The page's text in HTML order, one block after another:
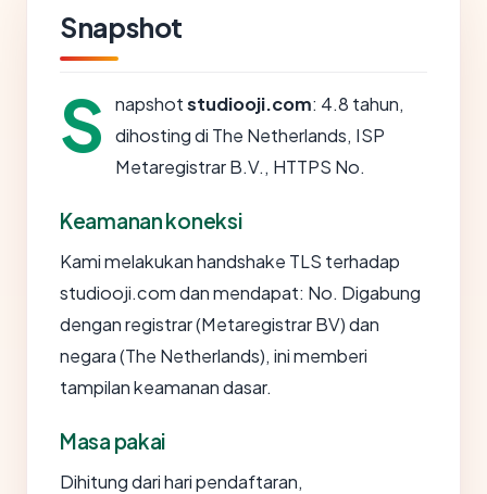
Snapshot
S napshotstudiooji.com: 4.8 tahun,
dihosting di The Netherlands, ISP
Metaregistrar B.V., HTTPS No.
Keamanan koneksi
Kami melakukan handshake TLS terhadap
studiooji.com dan mendapat: No. Digabung
dengan registrar (Metaregistrar BV) dan
negara (The Netherlands), ini memberi
tampilan keamanan dasar.
Masa pakai
Dihitung dari hari pendaftaran,